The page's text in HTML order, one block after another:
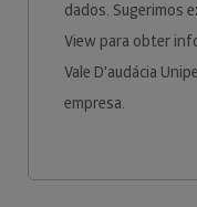
dados. Sugerimos
View para obter
Vale D'audácia
empresa.